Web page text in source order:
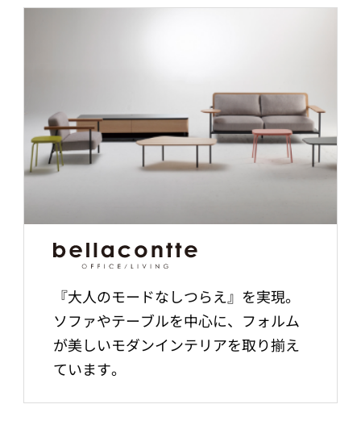
『大人のモードなしつらえ』を実現。
ソファやテーブルを中心に、フォルム
が美しいモダンインテリアを取り揃え
ています。